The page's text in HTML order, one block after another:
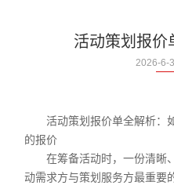
活动策划报价
2026-6-
活动策划报价单全解析：
的报价
在筹备活动时，一份清晰
动需求方与策划服务方最重要